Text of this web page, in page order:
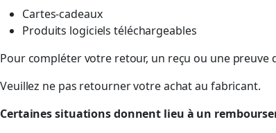
Cartes-cadeaux
Produits logiciels téléchargeables
Pour compléter votre retour, un reçu ou une preuve
Veuillez ne pas retourner votre achat au fabricant.
Certaines situations donnent lieu à un